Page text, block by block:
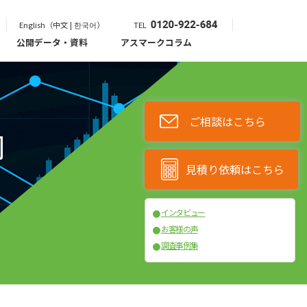
English（中文 | 한국어） TEL
公開データ・資料 アスマークコラム
見積り依頼はこちら
ご相談はこちら
●インタビュー
●お客様の声
●調査事例集